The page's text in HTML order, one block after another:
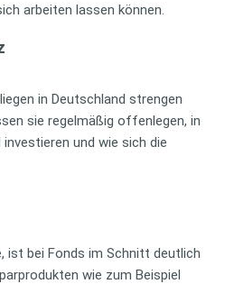
arbeiten lassen können.
in Deutschland strengen
sie regelmäßig offenlegen, in
und wie sich die
ist bei Fonds im Schnitt deutlich
wie zum Beispiel